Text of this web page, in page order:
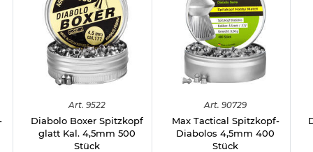
Art. 9522
Diabolo Boxer Spitzkopf
glatt Kal. 4,5mm 500
Stück
Art. 90729
Max Tactical Spitzkopf-
Diabolos 4,5mm 400
Stück